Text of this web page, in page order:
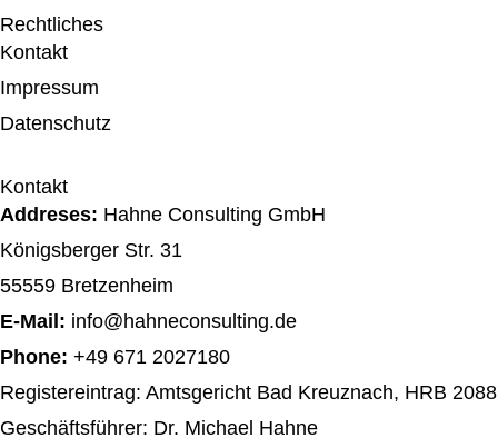
Rechtliches
Kontakt
Impressum
Datenschutz
Kontakt
Addreses: Hahne Consulting GmbH
Königsberger Str. 31
55559 Bretzenheim
E-Mail: info@hahneconsulting.de
Phone: +49 671 2027180
Registereintrag: Amtsgericht Bad Kreuznach, HRB
Geschäftsführer: Dr. Michael Hahne